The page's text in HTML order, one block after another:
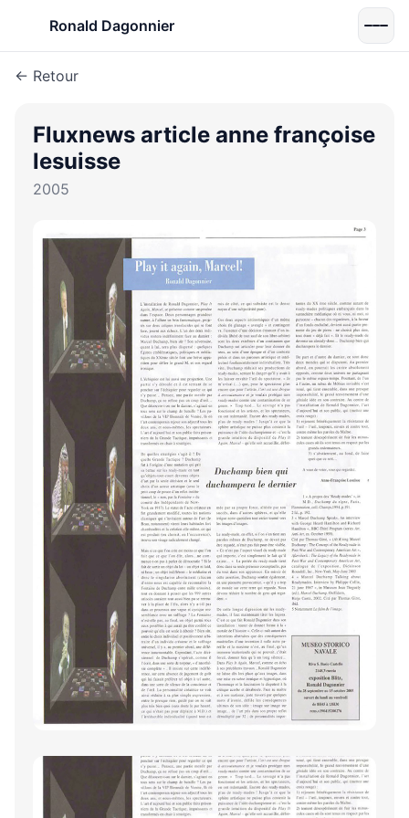
Ronald Dagonnier
← Retour
Fluxnews article anne françoise
lesuisse
2005